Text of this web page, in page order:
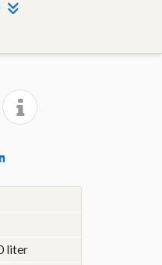
liter